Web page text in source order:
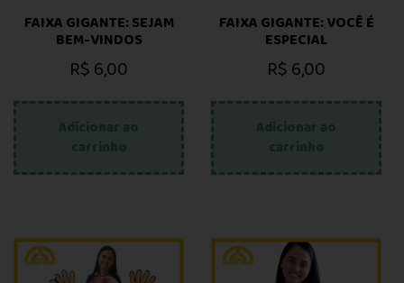
FAIXA GIGANTE: SEJAM
BEM-VINDOS
R$6,00
Adicionar ao
carrinho
FAIXA GIGANTE: VOCÊ É
ESPECIAL
R$6,00
Adicionar ao
carrinho